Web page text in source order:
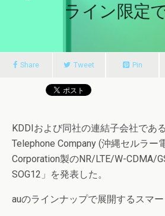
ライン限定
Share Tweet Pin
KDDIおよび同社の連結子会社であ
Telephone Company (沖縄セルラー
Corporation製のNR/LTE/W-CDMA/
SOG12」を発表した。
auのラインナップで展開するスマー